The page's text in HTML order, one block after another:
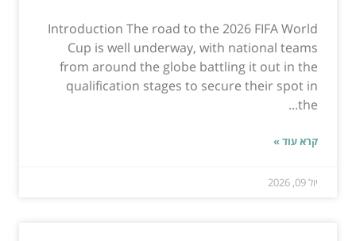
Introduction The road to the 2026 FIFA World
Cup is well underway, with national teams
from around the globe battling it out in the
qualification stages to secure their spot in
the...
קרא עוד »
יול 09, 2026